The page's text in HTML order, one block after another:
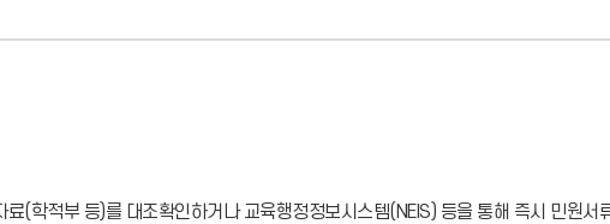
(학적부 등)를 대조확인하거나 교육행정정보시스템(NEIS) 등을 통해 즉시 민원서